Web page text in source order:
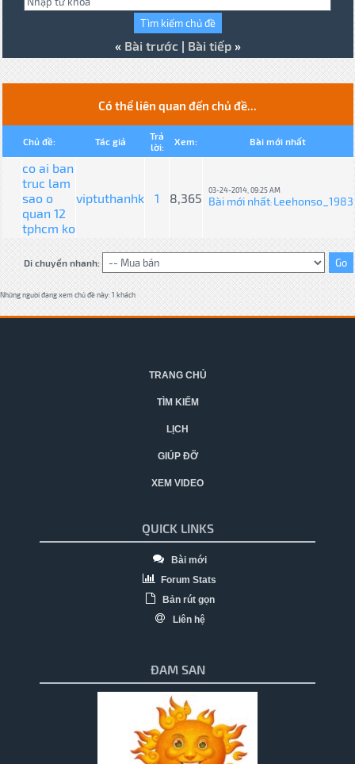
« Bài trước| Bài tiếp»
Có thể liên quan đến chủ đề...
Chủ đề: Tác giả
Trả
lời:
Xem: Bài mới nhất
co ai ban
truc lam
sao o
quan 12
tphcm ko
viptuthanhk 1 8,365
03-24-2014, 09:25 AM
Bài mới nhất: Leehonso_1983
Di chuyển nhanh:
Những người đang xem chủ đề này: 1 khách
TRANG CHỦ
TÌM KIẾM
LỊCH
GIÚP ĐỠ
XEM VIDEO
QUICK LINKS
Bài mới
Forum Stats
Bản rút gọn
Liên hệ
ĐAM SAN